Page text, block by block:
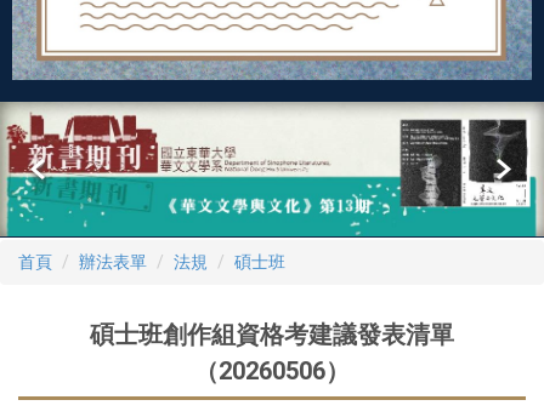
首頁 辦法表單 法規 碩士班
碩士班創作組資格考建議發表清單
（20260506）